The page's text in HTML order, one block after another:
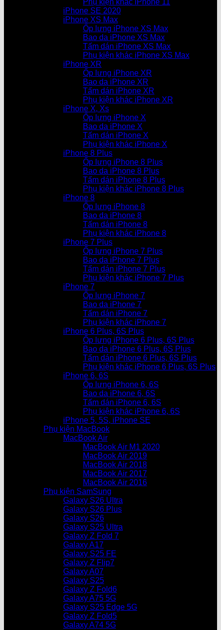
Phụ kiện khác iPhone 11
iPhone SE 2020
iPhone XS Max
Ốp lưng iPhone XS Max
Bao da iPhone XS Max
Tấm dán iPhone XS Max
Phụ kiện khác iPhone XS Max
iPhone XR
Ốp lưng iPhone XR
Bao da iPhone XR
Tấm dán iPhone XR
Phụ kiện khác iPhone XR
iPhone X, Xs
Ốp lưng iPhone X
Bao da iPhone X
Tấm dán iPhone X
Phụ kiện khác iPhone X
iPhone 8 Plus
Ốp lưng iPhone 8 Plus
Bao da iPhone 8 Plus
Tấm dán iPhone 8 Plus
Phụ kiện khác iPhone 8 Plus
iPhone 8
Ốp lưng iPhone 8
Bao da iPhone 8
Tấm dán iPhone 8
Phụ kiện khác iPhone 8
iPhone 7 Plus
Ốp lưng iPhone 7 Plus
Bao da iPhone 7 Plus
Tấm dán iPhone 7 Plus
Phụ kiện khác iPhone 7 Plus
iPhone 7
Ốp lưng iPhone 7
Bao da iPhone 7
Tấm dán iPhone 7
Phụ kiện khác iPhone 7
iPhone 6 Plus, 6S Plus
Ốp lưng iPhone 6 Plus, 6S Plus
Bao da iPhone 6 Plus, 6S Plus
Tấm dán iPhone 6 Plus, 6S Plus
Phụ kiện khác iPhone 6 Plus, 6S Plus
iPhone 6, 6S
Ốp lưng iPhone 6, 6S
Bao da iPhone 6, 6S
Tấm dán iPhone 6, 6S
Phụ kiện khác iPhone 6, 6S
iPhone 5, 5S, iPhone SE
Phụ kiện MacBook
MacBook Air
MacBook Air M1 2020
MacBook Air 2019
MacBook Air 2018
MacBook Air 2017
MacBook Air 2016
Phụ kiện SamSung
Galaxy S26 Ultra
Galaxy S26 Plus
Galaxy S26
Galaxy S25 Ultra
Galaxy Z Fold 7
Galaxy A17
Galaxy S25 FE
Galaxy Z Flip7
Galaxy A07
Galaxy S25
Galaxy Z Fold6
Galaxy A75 5G
Galaxy S25 Edge 5G
Galaxy Z Fold5
Galaxy A74 5G